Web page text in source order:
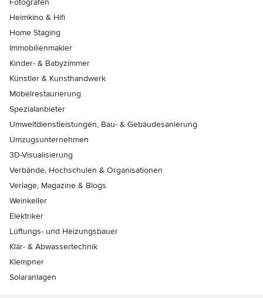
Fotografen
Heimkino & Hifi
Home Staging
Immobilienmakler
Kinder- & Babyzimmer
Künstler & Kunsthandwerk
Möbelrestaurierung
Spezialanbieter
Umweltdienstleistungen, Bau- & Gebäudesanierung
Umzugsunternehmen
3D-Visualisierung
Verbände, Hochschulen & Organisationen
Verlage, Magazine & Blogs
Weinkeller
Elektriker
Lüftungs- und Heizungsbauer
Klär- & Abwassertechnik
Klempner
Solaranlagen